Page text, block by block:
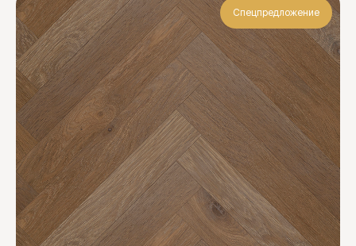
Спецпредложение